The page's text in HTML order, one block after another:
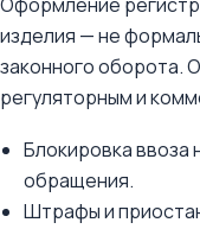
изделия — не
законного оборота.
регуляторным и
Блокировка ввоза
обращения.
Штрафы и